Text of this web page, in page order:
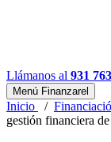
Llámanos al 931
Menú Finanzarel
Inicio /
gestión financiera